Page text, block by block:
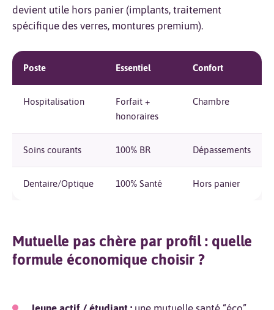
devient utile hors panier (implants, traitement
spécifique des verres, montures premium).
Poste Essentiel Confort
Hospitalisation
Forfait +
honoraires
Chambre
Soins courants 100% BR Dépassements
Dentaire/Optique 100% Santé Hors panier
Mutuelle pas chère par profil : quelle
formule économique choisir ?